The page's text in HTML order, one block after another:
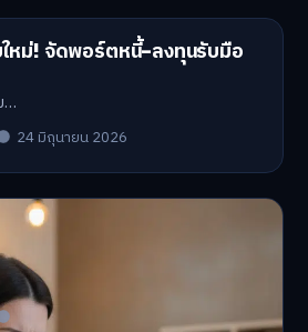
ใหม่! จัดพอร์ตหนี้-ลงทุนรับมือ
…
24 มิถุนายน 2026
จิทัล 2.0’ จัดสรรงบอย่างไรไม่
23 มิถุนายน 2026